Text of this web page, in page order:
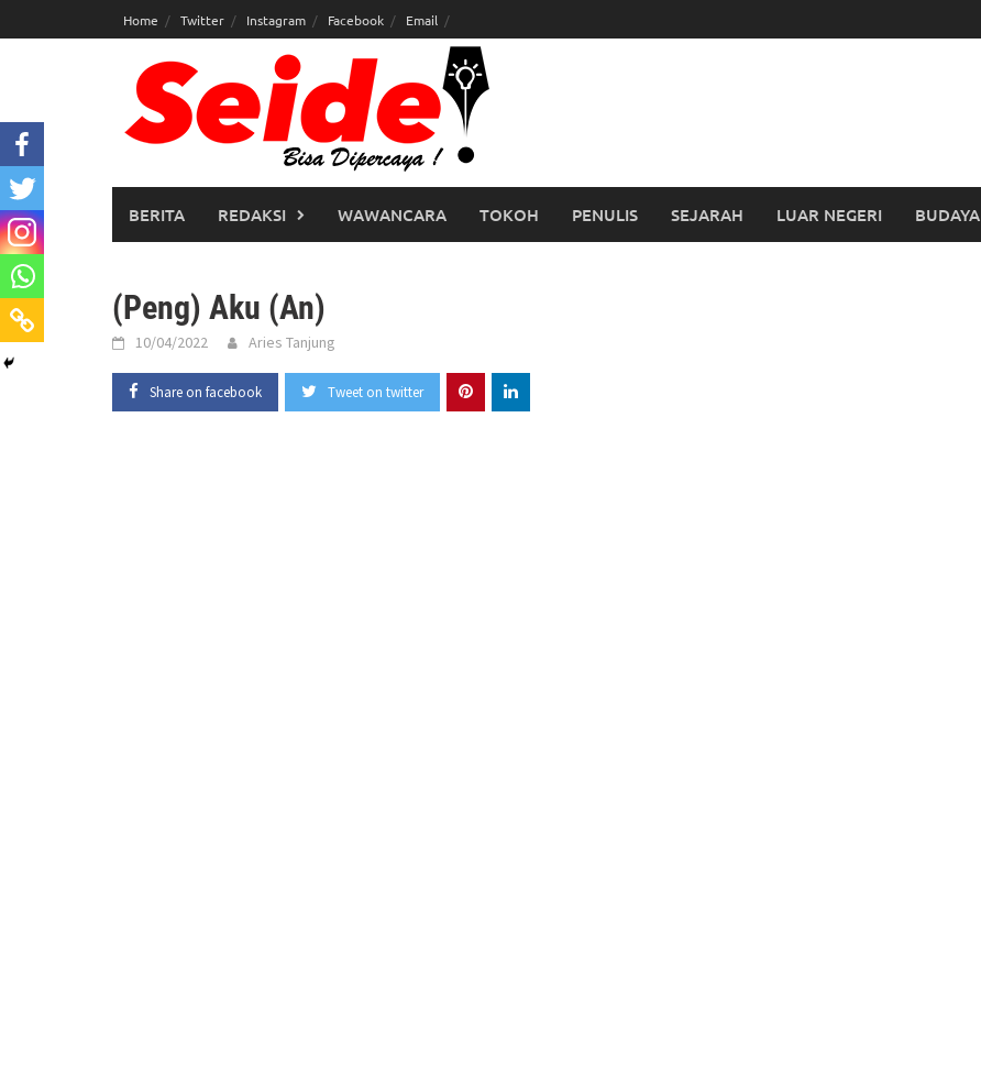
to
Home Twitter Instagram Facebook Email
BERITA REDAKSI WAWANCARA TOKOH PENULIS SEJARAH LUAR NEGERI BUDAYA
(Peng) Aku (An)
10/04/2022 Aries Tanjung
Share on facebook Tweet on twitter